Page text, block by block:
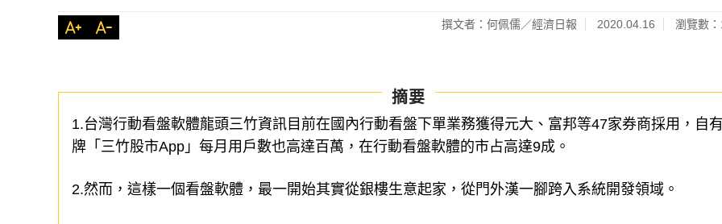
撰文者：何佩儒／經濟日報 2020.04.16 瀏覽數
摘要
1.台灣行動看盤軟體龍頭三竹資訊目前在國內行動看盤下單業務獲得元大、富邦等47家券商採用，自
牌「三竹股市App」每月用戶數也高達百萬，在行動看盤軟體的市占高達9成。
2.然而，這樣一個看盤軟體，最一開始其實從銀樓生意起家，從門外漢一腳跨入系統開發領域。